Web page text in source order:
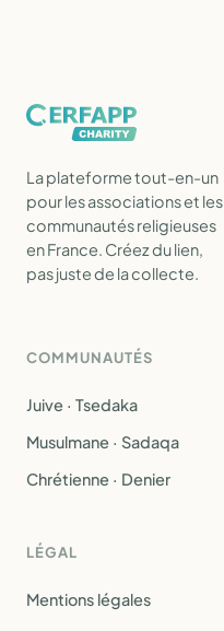
La plateforme tout-en-un
pour les associations et les
communautés religieuses
en France. Créez du lien,
pas juste de la collecte.
COMMUNAUTÉS
Juive · Tsedaka
Musulmane · Sadaqa
Chrétienne · Denier
LÉGAL
Mentions légales